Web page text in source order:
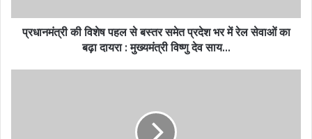
प्रधानमंत्री की विशेष पहल से बस्तर समेत प्रदेश भर में रेल सेवाओं का
बढ़ा दायरा : मुख्यमंत्री विष्णु देव साय…